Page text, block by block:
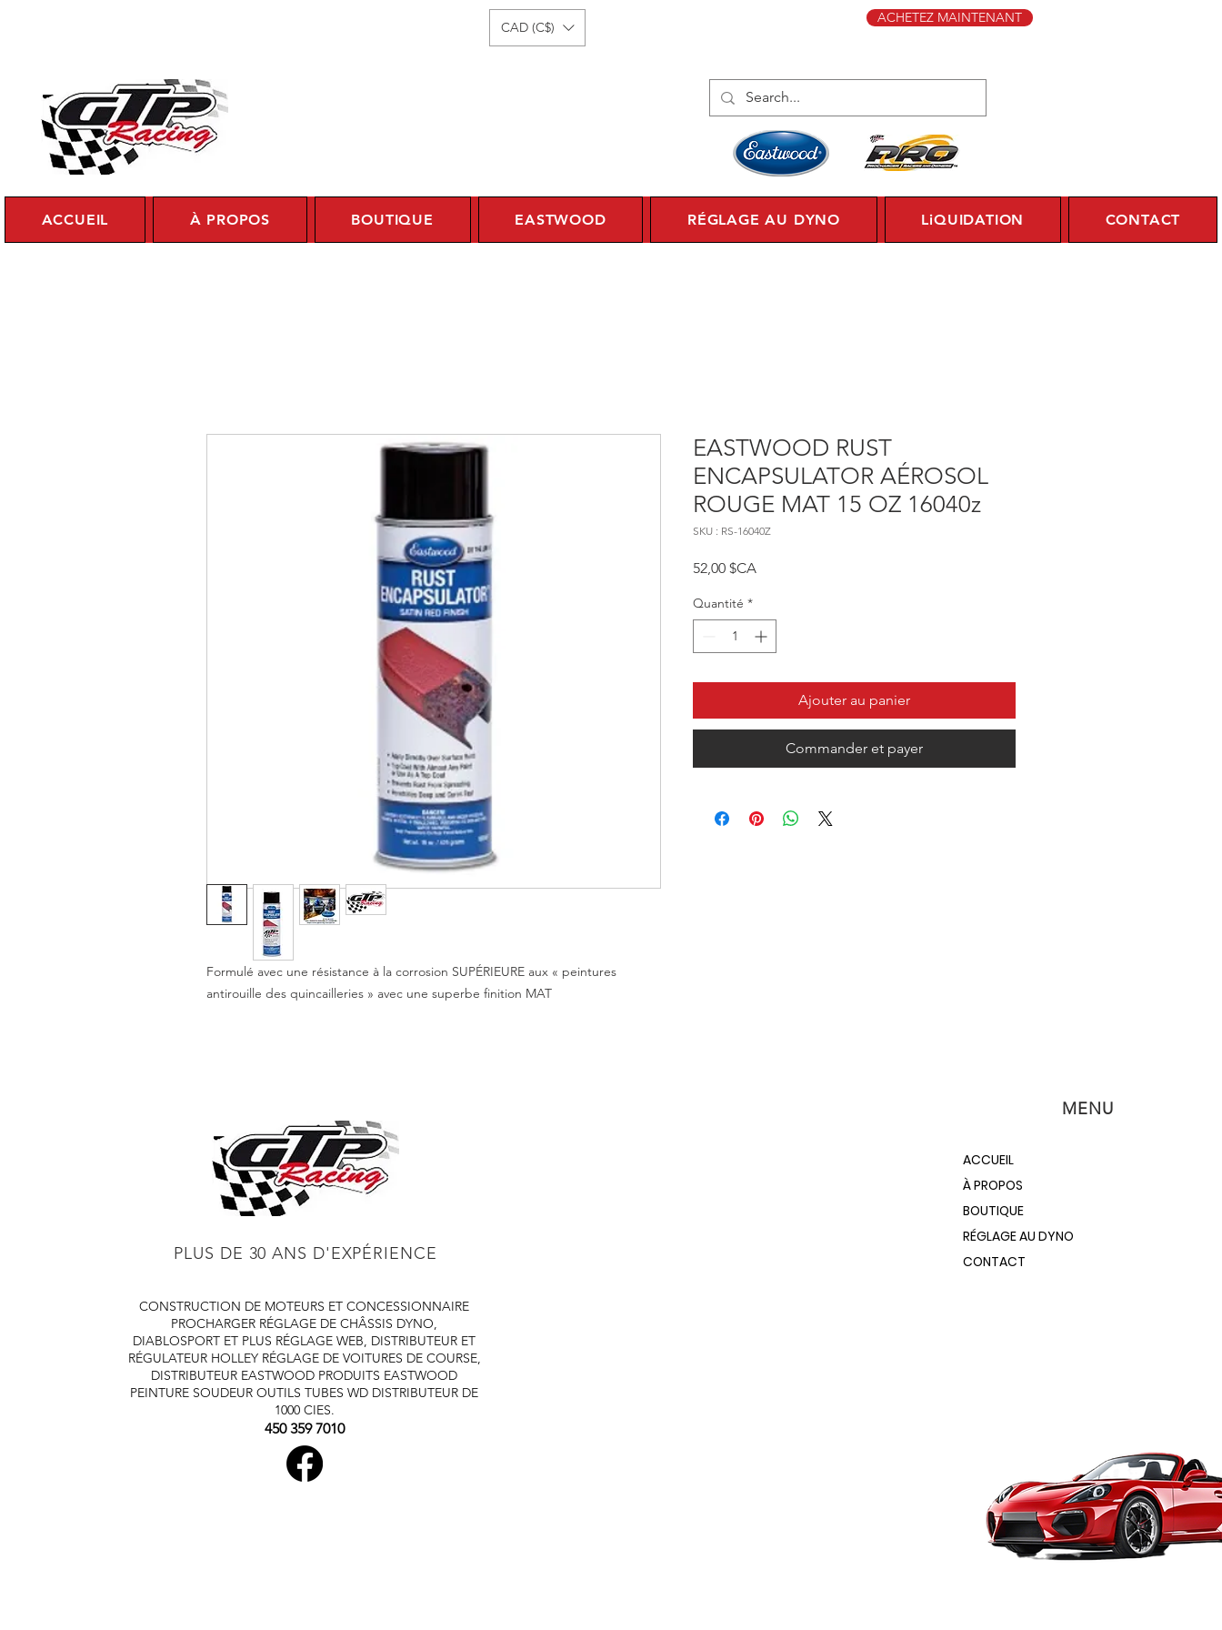
CAD (C$)
ACHETEZ MAINTENANT
ACCUEIL À PROPOS BOUTIQUE EASTWOOD RÉGLAGE AU DYNO LiQUIDATION CONTACT
Formulé avec une résistance à la corrosion SUPÉRIEURE aux « peintures
antirouille des quincailleries » avec une superbe finition MAT
EASTWOOD RUST
ENCAPSULATOR AÉROSOL
ROUGE MAT 15 OZ 16040z
SKU : RS-16040Z
52,00 $CAPrix
Quantité *
Ajouter au panier
Commander et payer
PLUS DE 30 ANS D'EXPÉRIENCE
CONSTRUCTION DE MOTEURS ET CONCESSIONNAIRE
PROCHARGER RÉGLAGE DE CHÂSSIS DYNO,
DIABLOSPORT ET PLUS RÉGLAGE WEB, DISTRIBUTEUR ET
RÉGULATEUR HOLLEY RÉGLAGE DE VOITURES DE COURSE,
DISTRIBUTEUR EASTWOOD PRODUITS EASTWOOD
PEINTURE SOUDEUR OUTILS TUBES WD DISTRIBUTEUR DE
1000 CIES.
450 359 7010
MENU
ACCUEIL
À PROPOS
BOUTIQUE
RÉGLAGE AU DYNO
CONTACT